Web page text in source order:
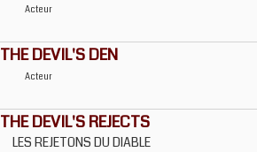
Acteur
THE DEVIL'S DEN
Acteur
THE DEVIL'S REJECTS
LES REJETONS DU DIABLE